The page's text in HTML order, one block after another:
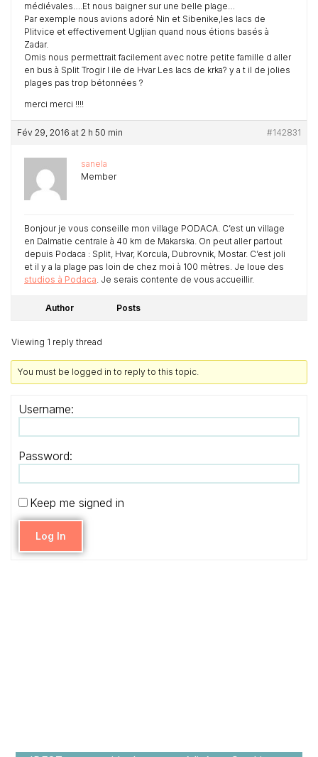
médiévales….Et nous baigner sur une belle plage…
Par exemple nous avions adoré Nin et Sibenike,les lacs de
Plitvice et effectivement Ugljian quand nous étions basés à
Zadar.
Omis nous permettrait facilement avec notre petite famille d aller
en bus à Split Trogir l ile de Hvar Les lacs de krka? y a t il de jolies
plages pas trop bétonnées ?
merci merci !!!!
Fév 29, 2016 at 2 h 50 min #142831
sanela
Member
Bonjour je vous conseille mon village PODACA. C’est un village
en Dalmatie centrale à 40 km de Makarska. On peut aller partout
depuis Podaca : Split, Hvar, Korcula, Dubrovnik, Mostar. C’est joli
et il y a la plage pas loin de chez moi à 100 mètres. Je loue des
studios à Podaca. Je serais contente de vous accueillir.
Author Posts
Viewing 1 reply thread
You must be logged in to reply to this topic.
Username:
Password:
Keep me signed in
Log In